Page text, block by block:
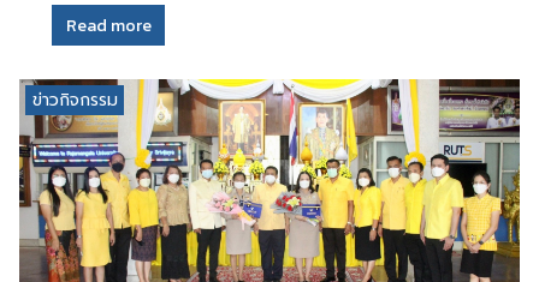
Read more
ข่าวกิจกรรม